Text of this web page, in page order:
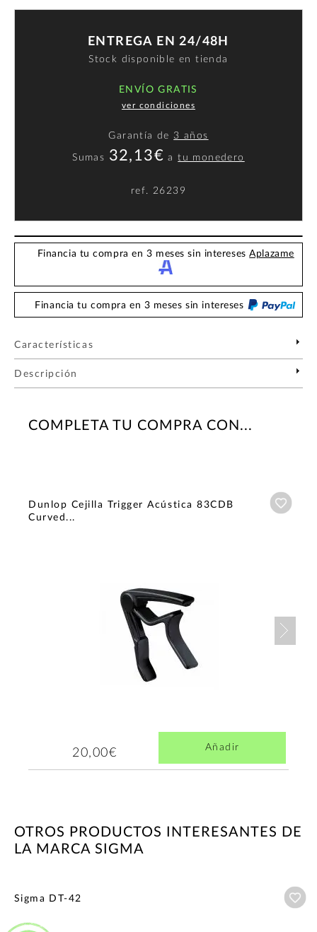
ENTREGA EN 24/48H
Stock disponible en tienda
ENVÍO GRATIS
ver condiciones
Garantía de 3 años
Sumas 32,13€ atu monedero
ref. 26239
Financia tu compra en 3 meses sin interesesAplazame
Financia tu compra en 3 meses sin intereses
Características
Descripción
COMPLETA TU COMPRA CON...
Dunlop Cejilla Trigger Acústica 83CDB
Curved...
20,00€ Añadir
OTROS PRODUCTOS INTERESANTES DE
LA MARCA SIGMA
Sigma DT-42